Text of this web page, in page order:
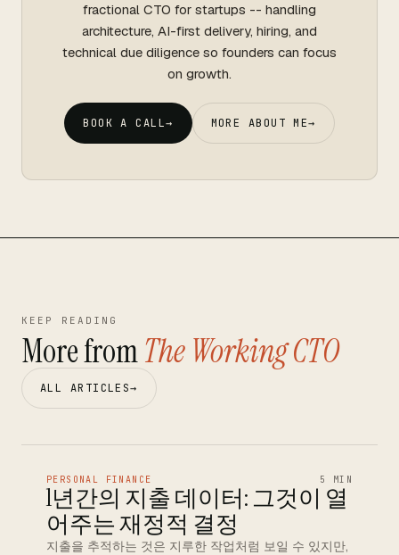
fractional CTO for startups -- handling
architecture, AI-first delivery, hiring, and
technical due diligence so founders can focus
on growth.
BOOK A CALL→ MORE ABOUT ME→
KEEP READING
More fromThe Working CTO
ALL ARTICLES→
PERSONAL FINANCE 5 MIN
1년간의 지출 데이터: 그것이 열
어주는 재정적 결정
지출을 추적하는 것은 지루한 작업처럼 보일 수 있지만,